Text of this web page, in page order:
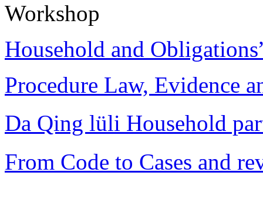
Workshop
Household and
Procedure Law, Evidence
Da Qing lüli Household
From Code to Cases and